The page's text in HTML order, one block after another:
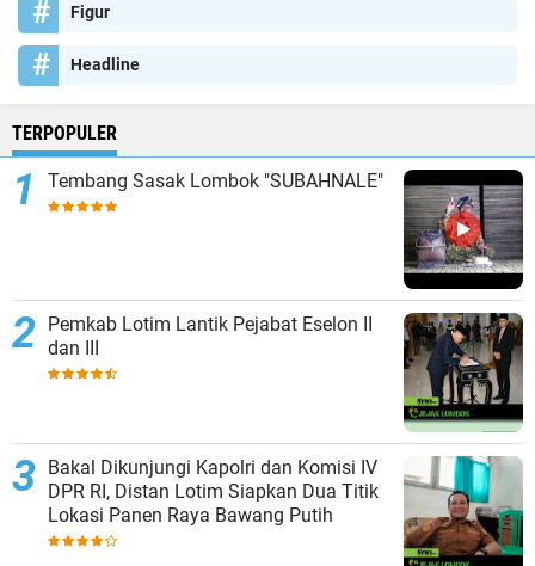
Figur
Headline
TERPOPULER
Tembang Sasak Lombok "SUBAHNALE"
Pemkab Lotim Lantik Pejabat Eselon II
dan III
Bakal Dikunjungi Kapolri dan Komisi IV
DPR RI, Distan Lotim Siapkan Dua Titik
Lokasi Panen Raya Bawang Putih